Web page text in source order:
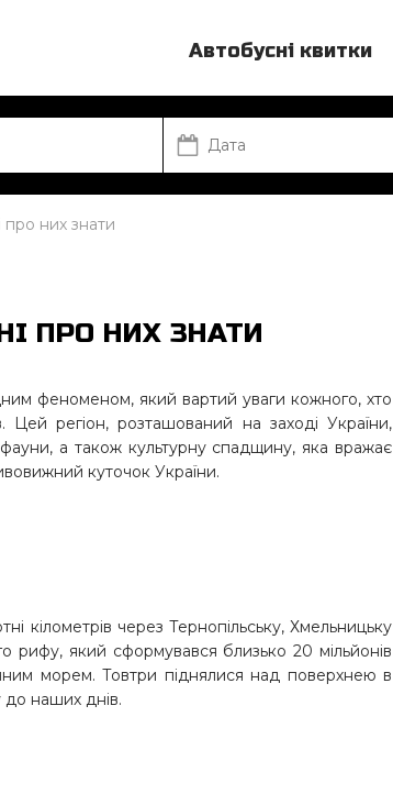
Автобусні квитки
про них знати
ПРО НИХ ЗНАТИ
феноменом, який вартий уваги кожного, хто
Цей регіон, розташований на заході України,
а також культурну спадщину, яка вражає
куточок України.
кілометрів через Тернопільську, Хмельницьку
рифу, який сформувався близько 20 мільйонів
морем. Товтри піднялися над поверхнею в
до наших днів.